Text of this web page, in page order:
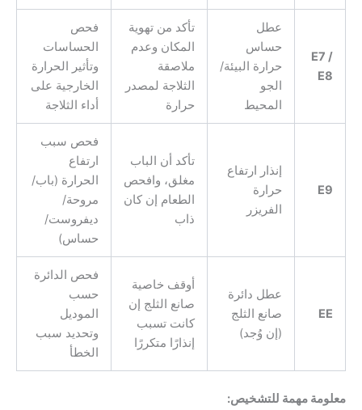
E7 /
E8
عطل
حساس
حرارة البيئة/
الجو
المحيط
تأكد من تهوية
المكان وعدم
ملاصقة
الثلاجة لمصدر
حرارة
فحص
الحساسات
وتأثير الحرارة
الخارجية على
أداء الثلاجة
E9
إنذار ارتفاع
حرارة
الفريزر
تأكد أن الباب
مغلق، وافحص
الطعام إن كان
ذاب
فحص سبب
ارتفاع
الحرارة (باب/
مروحة/
ديفروست/
حساس)
EE
عطل دائرة
صانع الثلج
(إن وُجد)
أوقف خاصية
صانع الثلج إن
كانت تسبب
إنذارًا متكررًا
فحص الدائرة
حسب
الموديل
وتحديد سبب
الخطأ
معلومة مهمة للتشخيص: